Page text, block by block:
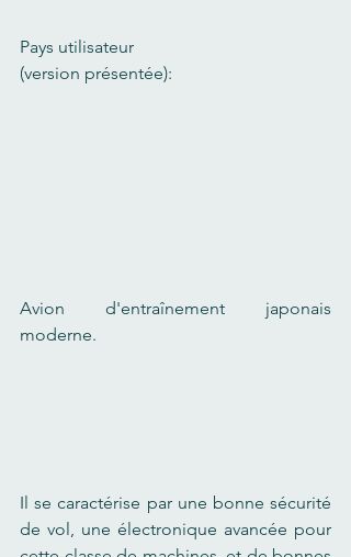
Pays utilisateur
(version présentée):
Avion d'entraînement japonais
moderne.
Il se caractérise par une bonne sécurité
de vol, une électronique avancée pour